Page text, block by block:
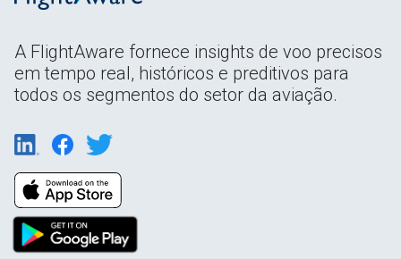
A FlightAware fornece insights de voo precisos
em tempo real, históricos e preditivos para
todos os segmentos do setor da aviação.